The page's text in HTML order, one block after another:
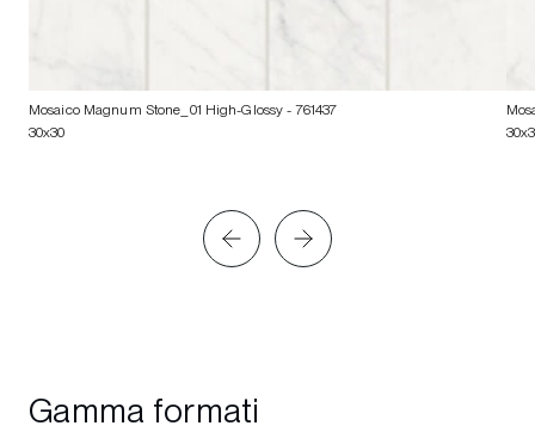
Mosaico Magnum Stone_01 High-Glossy - 761437
30x30
Gamma formati